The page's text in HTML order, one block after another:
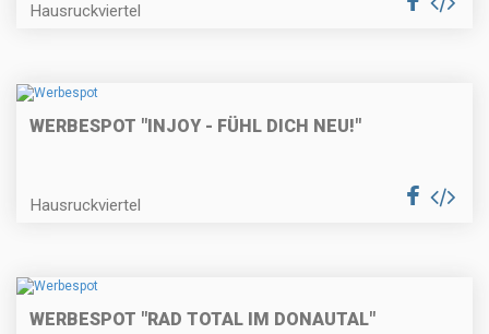
Hausruckviertel
WERBESPOT "INJOY - FÜHL DICH NEU!"
Hausruckviertel
WERBESPOT "RAD TOTAL IM DONAUTAL"